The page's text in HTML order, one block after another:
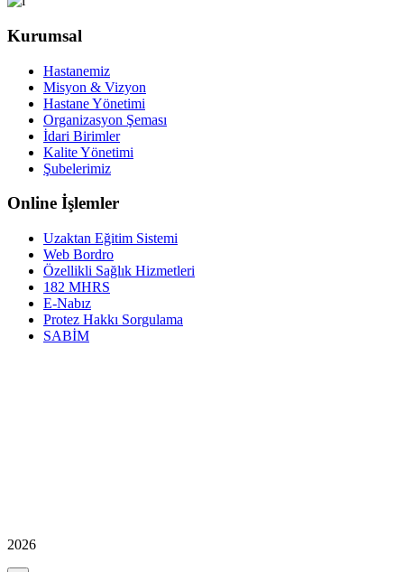
Kurumsal
Hastanemiz
Misyon & Vizyon
Hastane Yönetimi
Organizasyon Şeması
İdari Birimler
Kalite Yönetimi
Şubelerimiz
Online İşlemler
Uzaktan Eğitim Sistemi
Web Bordro
Özellikli Sağlık Hizmetleri
182 MHRS
E-Nabız
Protez Hakkı Sorgulama
SABİM
2026